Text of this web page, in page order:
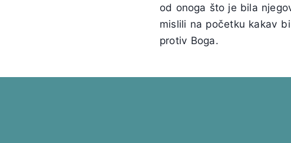
od onoga što je bila
mislili na početku kakav
protiv Boga.